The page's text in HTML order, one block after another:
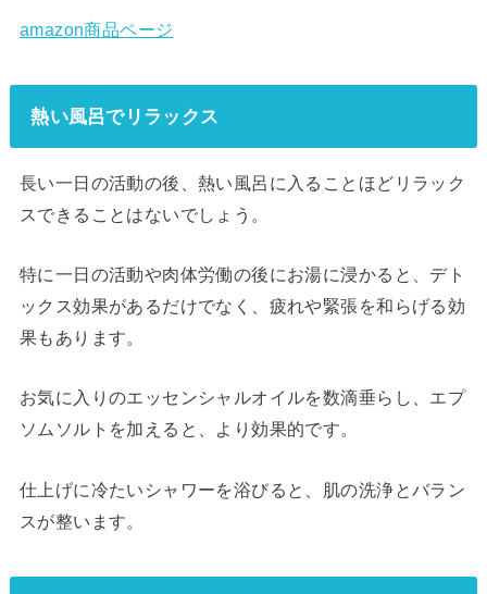
amazon商品ページ
熱い風呂でリラックス
長い一日の活動の後、熱い風呂に入ることほどリラック
スできることはないでしょう。
特に一日の活動や肉体労働の後にお湯に浸かると、デト
ックス効果があるだけでなく、疲れや緊張を和らげる効
果もあります。
お気に入りのエッセンシャルオイルを数滴垂らし、エプ
ソムソルトを加えると、より効果的です。
仕上げに冷たいシャワーを浴びると、肌の洗浄とバラン
スが整います。